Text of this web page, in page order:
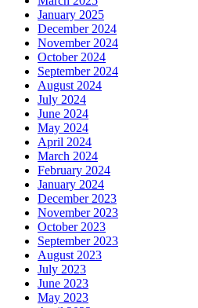
January 2025
December 2024
November 2024
October 2024
September 2024
August 2024
July 2024
June 2024
May 2024
April 2024
March 2024
February 2024
January 2024
December 2023
November 2023
October 2023
September 2023
August 2023
July 2023
June 2023
May 2023